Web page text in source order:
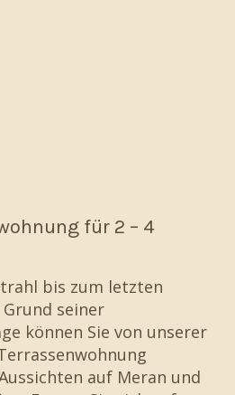
für 2 – 4
bis zum letzten
seiner
können Sie von unserer
auf Meran und